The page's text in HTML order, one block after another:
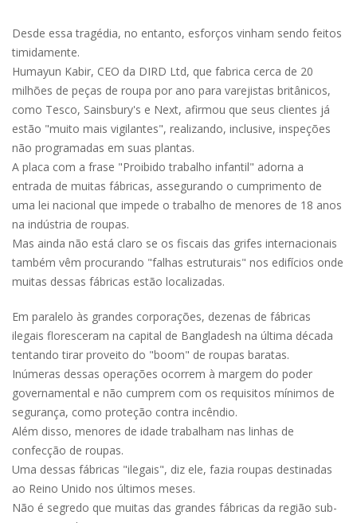
Desde essa tragédia, no entanto, esforços vinham sendo feitos
timidamente.
Humayun Kabir, CEO da DIRD Ltd, que fabrica cerca de 20
milhões de peças de roupa por ano para varejistas britânicos,
como Tesco, Sainsbury's e Next, afirmou que seus clientes já
estão "muito mais vigilantes", realizando, inclusive, inspeções
não programadas em suas plantas.
A placa com a frase "Proibido trabalho infantil" adorna a
entrada de muitas fábricas, assegurando o cumprimento de
uma lei nacional que impede o trabalho de menores de 18 anos
na indústria de roupas.
Mas ainda não está claro se os fiscais das grifes internacionais
também vêm procurando "falhas estruturais" nos edifícios onde
muitas dessas fábricas estão localizadas.
Em paralelo às grandes corporações, dezenas de fábricas
ilegais floresceram na capital de Bangladesh na última década
tentando tirar proveito do "boom" de roupas baratas.
Inúmeras dessas operações ocorrem à margem do poder
governamental e não cumprem com os requisitos mínimos de
segurança, como proteção contra incêndio.
Além disso, menores de idade trabalham nas linhas de
confecção de roupas.
Uma dessas fábricas "ilegais", diz ele, fazia roupas destinadas
ao Reino Unido nos últimos meses.
Não é segredo que muitas das grandes fábricas da região sub-